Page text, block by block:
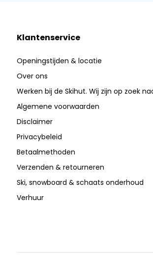
Klantenservice
Openingstijden & locatie
Over ons
Werken bij de Skihut. Wij zijn op zoek
Algemene voorwaarden
Disclaimer
Privacybeleid
Betaalmethoden
Verzenden & retourneren
Ski, snowboard & schaats onderhoud
Verhuur